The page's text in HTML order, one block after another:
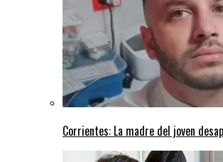
Corrientes: La madre del joven